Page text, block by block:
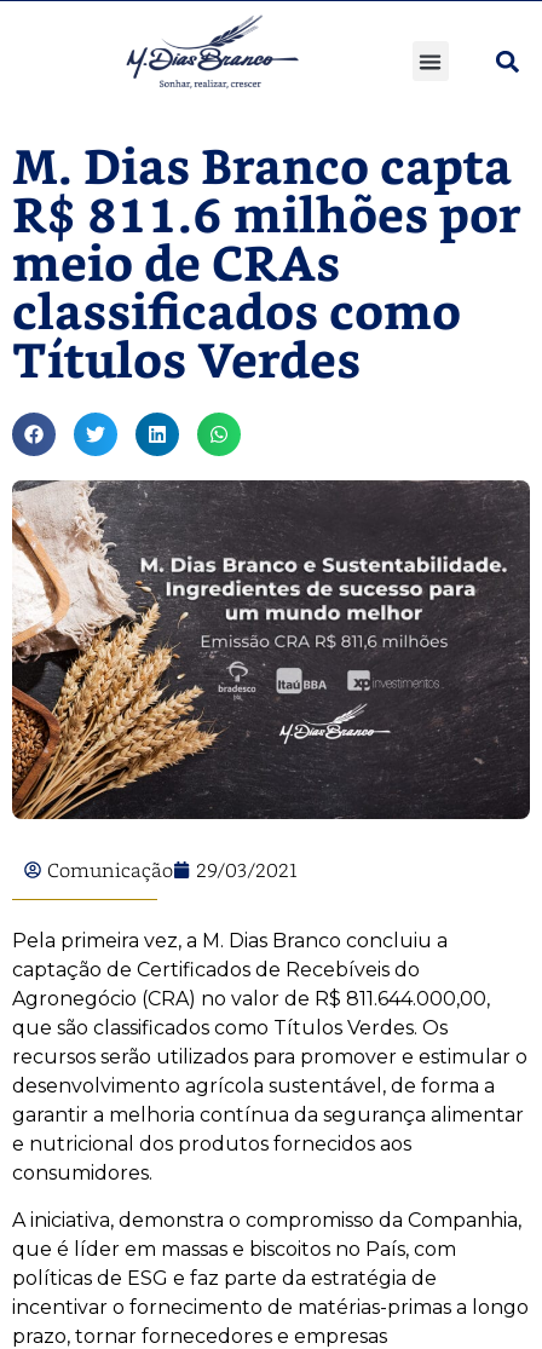
M. Dias Branco capta
R$ 811.6 milhões por
meio de CRAs
classificados como
Títulos Verdes
Comunicação 29/03/2021
Pela primeira vez, a M. Dias Branco concluiu a
captação de Certificados de Recebíveis do
Agronegócio (CRA) no valor de R$ 811.644.000,00,
que são classificados como Títulos Verdes. Os
recursos serão utilizados para promover e estimular o
desenvolvimento agrícola sustentável, de forma a
garantir a melhoria contínua da segurança alimentar
e nutricional dos produtos fornecidos aos
consumidores.
A iniciativa, demonstra o compromisso da Companhia,
que é líder em massas e biscoitos no País, com
políticas de ESG e faz parte da estratégia de
incentivar o fornecimento de matérias-primas a longo
prazo, tornar fornecedores e empresas